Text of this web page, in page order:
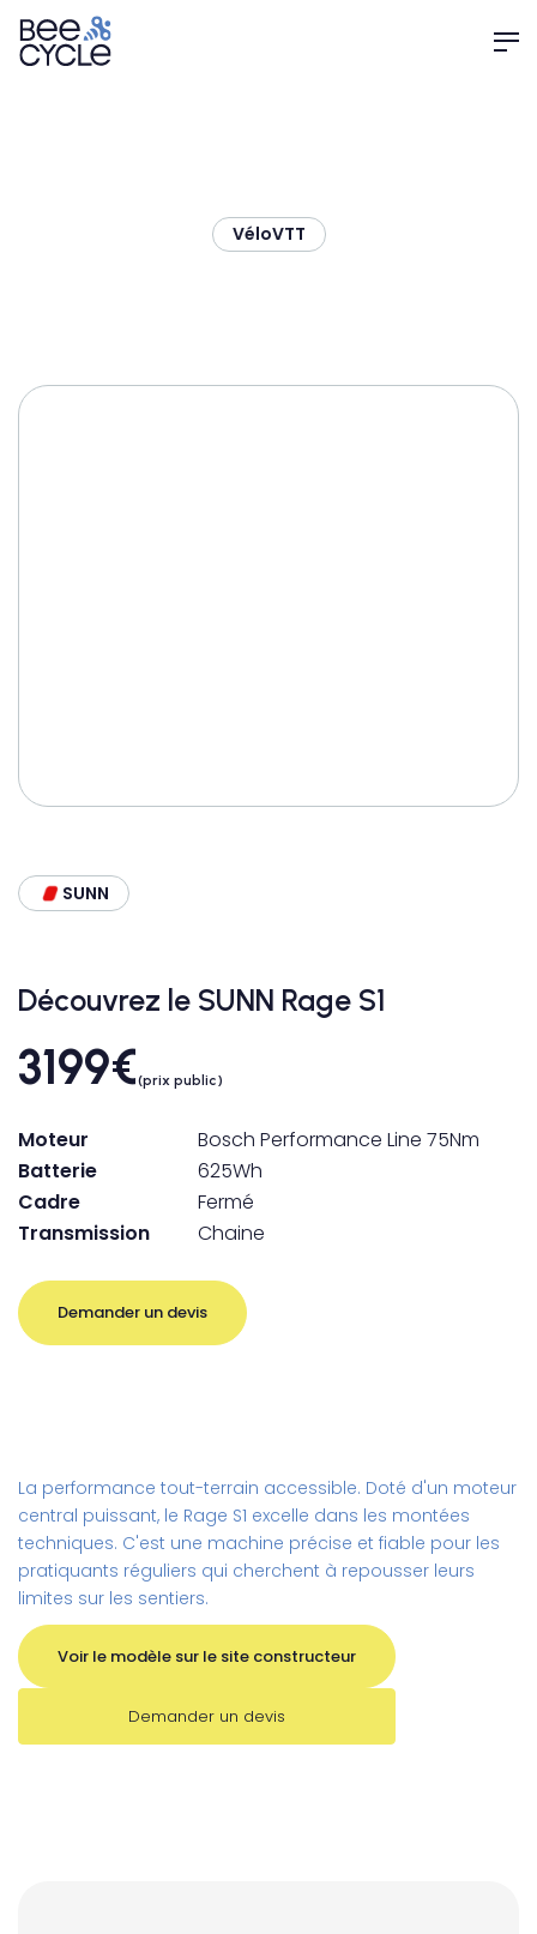
VéloVTT
SUNN
Découvrez le SUNN Rage S1
3199€(prix public)
Moteur
Bosch Performance Line 75Nm
Batterie
625Wh
Cadre
Fermé
Transmission
Chaine
Demander un devis
La performance tout-terrain accessible. Doté d'un moteur
central puissant, le Rage S1 excelle dans les montées
techniques. C'est une machine précise et fiable pour les
pratiquants réguliers qui cherchent à repousser leurs
limites sur les sentiers.
Voir le modèle sur le site constructeur
Demander un devis